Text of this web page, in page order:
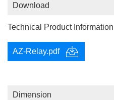
Download
Technical Product Information
AZ-Relay.pdf
Dimension